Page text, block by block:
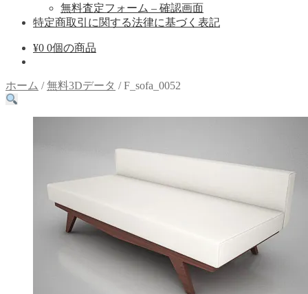
無料査定フォーム – 確認画面
特定商取引に関する法律に基づく表記
¥0 0個の商品
ホーム /無料3Dデータ /F_sofa_0052